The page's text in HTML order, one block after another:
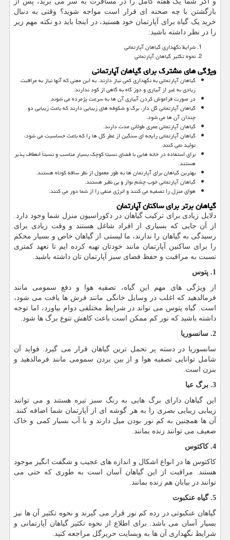
بازگشتن با چه صحنه ای قرار است مواجه شوید؟ وقتی به دنبال
خرید یک گیاه برای آپارتمان خود هستید، در اینجا باید دو نکته مهم زیر
را در نظر داشته باشید:
شرایط نگهداری گیاهان آپارتمانی
نحوه تکثیر گیاهان آپارتمانی
ویژگی های مشترک برای گیاهان آپارتمانی
گیاهان آپارتمانی به نگهداری کمی نیاز دارند. به این معنی که آنها نیاز به مراقبت
زیادی به غیر از آبیاری و دوز گاه به گاهی از کود ندارند.
در صورت فراموش کردن آبیاری آن ها به سرعت پژمرده می شوند.
گیاهان آپارتمانی گل دار، برگ و شکوفه های زیبایی دارند که باعث زیبایی دو
چندان آن ها می شود.
گیاهان آپارتمانی عمری طولانی مدت دارند.
گیاهان آپارتمانی رایحه ای سنگین از عطر گل ها را که باعث حساسیت می شود،
تولید نمی کنند.
برای استفاده در خانه هایی با فضای نسبتا کوچک بسیار مناسب و نسبتاً انعطاف پذیر
هستند.
بهترین گیاهان برای آپارتمان ها به طور معمول از نظر ساقه کوتاه هستند.
گیاهان آپارتمانی خوب چشم نواز و بی نظیر هستند.
هوای منزل را تصفیه می کنند و انرژی منفی را از شما دور می کنند.
گیاهان برتر برای ساکنان آپارتمان
دلایل زیادی برای ترکیب گیاهان در دکوراسیون منزل شما وجود دارد.
از آن جایی که بسیاری از افراد شاغل هستند و وقت زیادی برای
رسیدگی به گیاهان را ندارند، ما لیستی از گیاهان خاص و بسیار محکم
را برای ساکنین آپارتمان مانند خودتان تهیه کرده ایم تا تعهد کمتری
نسبت به مراقبت و حفظ فضای سبز آپارتمان تان داشته باشید.
1. پتوس
از ویژگی های مهم این گیاه، تصفیه هوا و دفع سمومی مانند
فرمالدهید که اغلب در وسایل خانگی مانند فرش ها یافت می شود،
است. گیاه پتوس می تواند در شرایط مختلفی دوام بیاورد، اما توجه
داشته باشید که نور کم ممکن است باعث کاهش تنوع برگ ها شود.
2. سانسوریا
سانسوریا در دسته پر تحمل ترین گیاهان قرار می گیرد. فواید آن
شامل توانایی تصفیه هوا و از بین بردن سمومی مانند فرمالدهید و
بنزن است.
3. برگ عبا
این گیاهان دارای برگ هایی به رنگ سبز تیره هستند و می توانند
زیبایی زیبایی بصری را به هر گوشه ای از آپارتمان شما اضافه کنند.
آن ها همچنین به کم نور بودن میل دارند و با آب بسیار کمی و خاک
ضعیف می توانند زنده بمانند.
4. کاکتوس
کاکتوس ها در انواع اشکال و اندازه های عجیب و شگفت انگیز موجود
هستند. مراقبت از این گیاهان آسان است به طوری که حتی می
توانند در بیابان هم زنده بمانند.
5. گیاه عنکبوت
گیاهان عنکبوتی در رده کم نور قرار می گیرند و نحوه تکثیر آن ها نیز
بسیار آسان می باشد. برای اطلاع از نحوه تکثیر گیاهان آپارتمانی و
شرایط نگهداری آن ها به وبسایت حریرگل مراجعه کنید.